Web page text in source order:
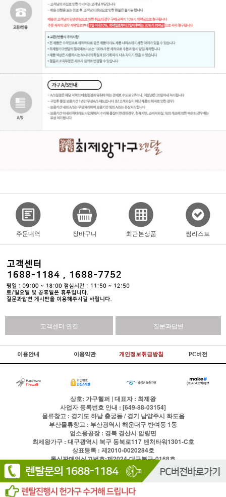
주문내역 장바구니 최근본상품 찜리스트
고객센터 연결 질문과답변
이용안내 이용약관 개인정보취급방침 PC버전
상호: 가구헬퍼 | 대표자 : 최제왕
사업자 등록번호 안내 : [649-88-03154]
물류창고 : 경기도 하남 충궁동 / 경기 남양주시 화도읍
부산물류창고 : 부산광역시 해운대구 반여동 1동
업소용공장 : 경북 경산시 압량면
최제왕가구 : 대구광역시 북구 동북로117 벤처타워1301-C호
상표등록 : 제2010-0020284호
통신판매업신고번호:제2024-대구북구-0168호
전화1688-1184팩스
이용약관
개인정보처리방침
Copyright © 주식회사 현실글로벌 All rights reserved.